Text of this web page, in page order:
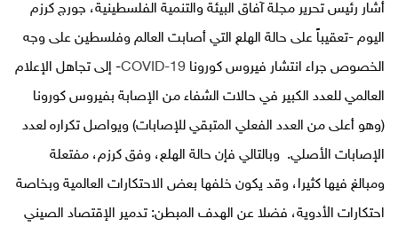
أشار رئيس تحرير مجلة آفاق البيئة والتنمية الفلسطينية، جورج كرزم
اليوم -تعقيباً على حالة الهلع التي أصابت العالم وفلسطين على وجه
الخصوص جراء انتشار فيروس كورونا COVID-19- إلى تجاهل الإعلام
العالمي للعدد الكبير في حالات الشفاء من الإصابة بفيروس كورونا
(وهو أعلى من العدد الفعلي المتبقي للإصابات) ويواصل تكراره لعدد
الإصابات الأصلي. وبالتالي فإن حالة الهلع، وفق كرزم، مفتعلة
ومبالغ فيها كثيرا، وقد يكون خلفها بعض الاحتكارات العالمية وبخاصة
احتكارات الأدوية، فضلا عن الهدف المبطن: تدمير الإقتصاد الصيني